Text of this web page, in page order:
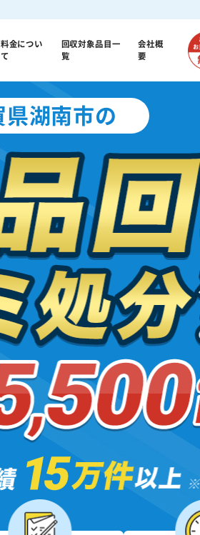
料金につい
て
回収対象品目一
覧
会社概
要
県湖南市の